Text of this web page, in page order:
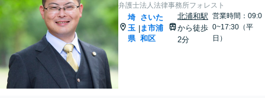
弁護士法人法律事務所フォレスト
埼
玉
県
|
さいた
ま市浦
和区
北浦和駅
から徒歩
2分
営業時間：09:0
0~17:30（平
日）